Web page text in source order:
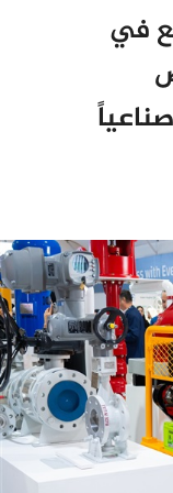
في
قطاعاً صناعياً